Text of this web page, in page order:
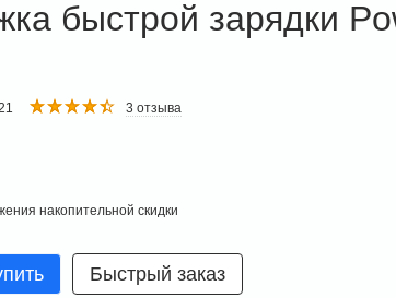
быстрой зарядки
3 отзыва
накопительной скидки
Быстрый заказ